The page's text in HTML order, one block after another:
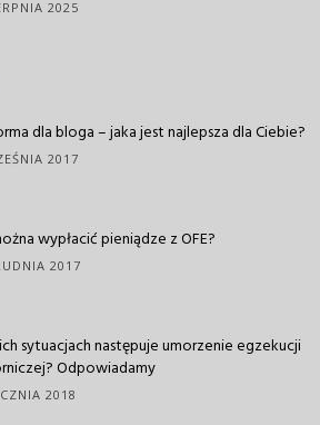
2025
dla bloga – jaka jest najlepsza dla Ciebie?
2017
wypłacić pieniądze z OFE?
2017
sytuacjach następuje umorzenie egzekucji
Odpowiadamy
2018